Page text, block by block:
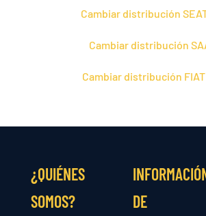
Cambiar distribución
Cambiar distribución
Cambiar distribución
¿QUIÉNES
SOMOS?
DE